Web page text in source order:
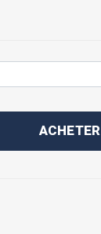
ACHETER